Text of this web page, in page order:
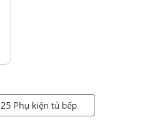
Phụ kiện tủ bếp